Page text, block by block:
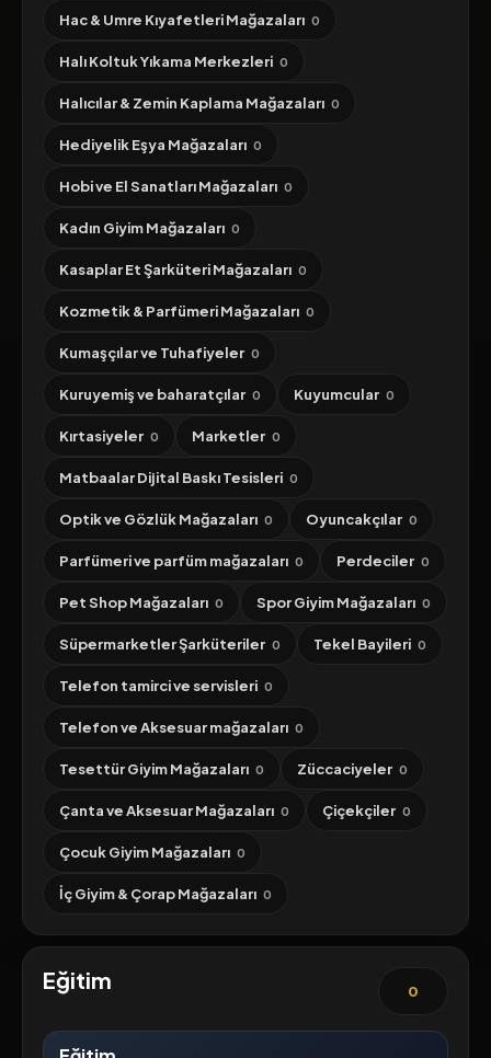
Hac & Umre Kıyafetleri Mağazaları 0
Halı Koltuk Yıkama Merkezleri 0
Halıcılar & Zemin Kaplama Mağazaları 0
Hediyelik Eşya Mağazaları 0
Hobi ve El Sanatları Mağazaları 0
Kadın Giyim Mağazaları 0
Kasaplar Et Şarküteri Mağazaları 0
Kozmetik & Parfümeri Mağazaları 0
Kumaşçılar ve Tuhafiyeler 0
Kuruyemiş ve baharatçılar 0 Kuyumcular 0
Kırtasiyeler 0 Marketler 0
Matbaalar Dijital Baskı Tesisleri 0
Optik ve Gözlük Mağazaları 0 Oyuncakçılar 0
Parfümeri ve parfüm mağazaları 0 Perdeciler 0
Pet Shop Mağazaları 0 Spor Giyim Mağazaları 0
Süpermarketler Şarküteriler 0 Tekel Bayileri 0
Telefon tamirci ve servisleri 0
Telefon ve Aksesuar mağazaları 0
Tesettür Giyim Mağazaları 0 Züccaciyeler 0
Çanta ve Aksesuar Mağazaları 0 Çiçekçiler 0
Çocuk Giyim Mağazaları 0
İç Giyim & Çorap Mağazaları 0
Eğitim 0